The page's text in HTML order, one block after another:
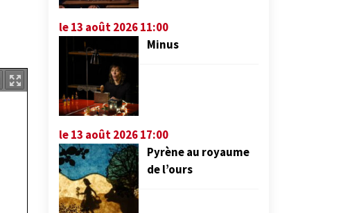
le 13 août 2026 11:00
Minus
le 13 août 2026 17:00
Pyrène au royaume
de l’ours